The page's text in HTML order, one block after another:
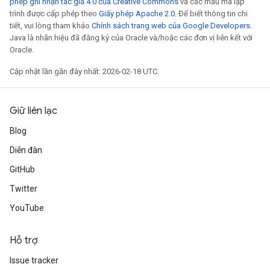
trình được cấp phép theo Giấy phép Apache 2.0. Để biết thông tin chi
tiết, vui lòng tham khảo Chính sách trang web của Google Developers.
Java là nhãn hiệu đã đăng ký của Oracle và/hoặc các đơn vị liên kết với
Oracle.
Cập nhật lần gần đây nhất: 2026-02-18 UTC.
Giữ liên lạc
Blog
Diễn đàn
GitHub
Twitter
YouTube
Hỗ trợ
Issue tracker